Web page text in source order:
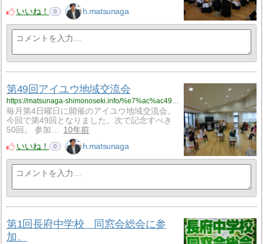
いいね！
0 h.matsunaga
第49回アイユウ地域交流会
https://matsunaga-shimonoseki.info/%e7%ac%ac49%e5%9b%9e%e3%82%a2%e3%82%a4%e3%83%a6%e3%82%a6%e5%9c%b0%e5%9f%9f%e4%ba%a4%e6%b5%81%e4%bc%9a/
毎月第4日曜日に開催のアイユウ地域交流会。
今回で第49回となりました。次で記念すべき
50回。 参加…
10年前
いいね！
0 h.matsunaga
第1回長府中学校 同窓会総会に参
加。